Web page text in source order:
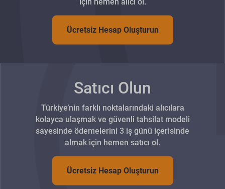
Ücretsiz Hesap Oluşturun
Satıcı Olun
Türkiye’nin farklı noktalarındaki alıcılara
kolayca ulaşmak ve güvenli tahsilat modeli
sayesinde ödemelerini 3 iş günü içerisinde
almak için hemen satıcı ol.
Ücretsiz Hesap Oluşturun